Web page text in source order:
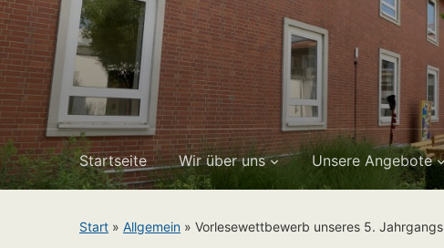
Startseite Wir über uns Unsere Angebote
Start » Allgemein » Vorlesewettbewerb unseres 5. Jahrgangs